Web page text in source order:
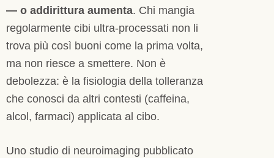
— o addirittura aumenta. Chi mangia
regolarmente cibi ultra-processati non li
trova più così buoni come la prima volta,
ma non riesce a smettere. Non è
debolezza: è la fisiologia della tolleranza
che conosci da altri contesti (caffeina,
alcol, farmaci) applicata al cibo.
Uno studio di neuroimaging pubblicato